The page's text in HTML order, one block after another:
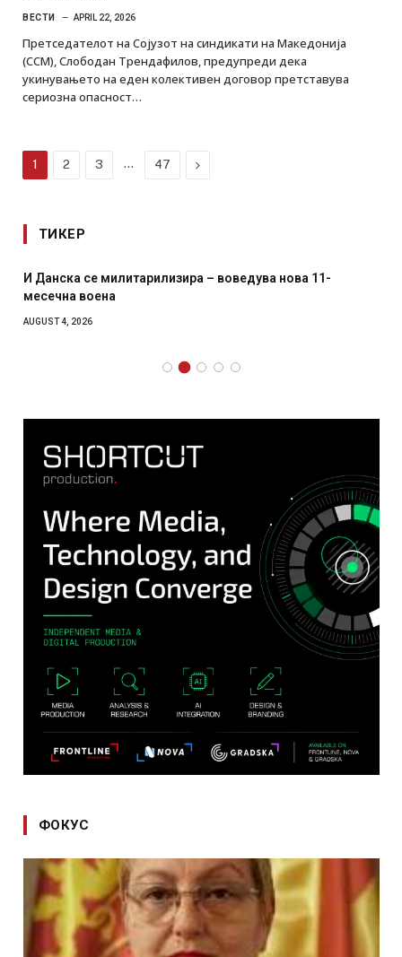
ВЕСТИ APRIL 22, 2026
Претседателот на Сојузот на синдикати на Македонија
(ССМ), Слободан Трендафилов, предупреди дека
укинувањето на еден колективен договор претставува
сериозна опасност…
1 2 3 … 47 Next
ТИКЕР
И Данска се милитарилизира – воведува нова 11-
месечна воена
AUGUST 4, 2026
ФОКУС